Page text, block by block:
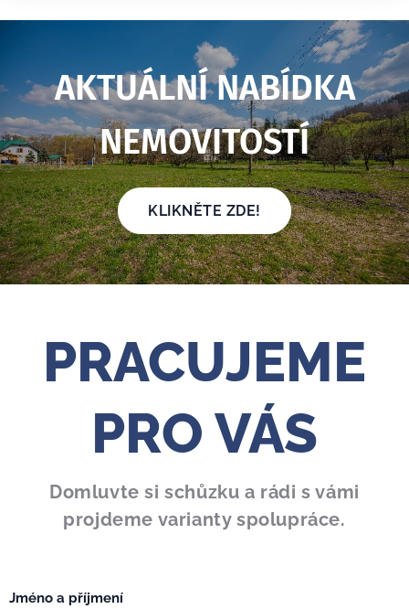
AKTUÁLNÍ NABÍDKA
NEMOVITOSTÍ
KLIKNĚTE ZDE!
PRACUJEME
PRO VÁS
Domluvte si schůzku a rádi s vámi
projdeme varianty spolupráce.
Jméno a příjmení